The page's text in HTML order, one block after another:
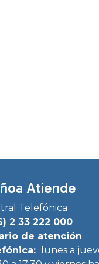
Atiende
Telefónica
2 33 222 000
de atención
lunes a